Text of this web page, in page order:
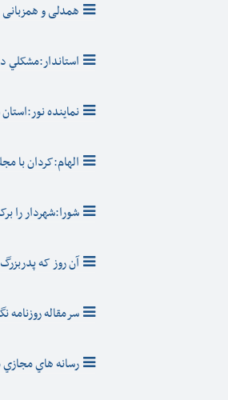
همدلی و همزبانی
نماينده
الهام:کردان با
شورا:شهردار را
آن روز که
سرمقاله روزنامه
رسانه هاي